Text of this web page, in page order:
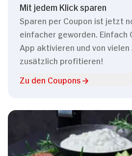
Mit jedem Klick sparen
Sparen per Coupon ist jetzt
einfacher geworden. Einfach
App aktivieren und von vielen
zusätzlich profitieren!
Zu den Coupons